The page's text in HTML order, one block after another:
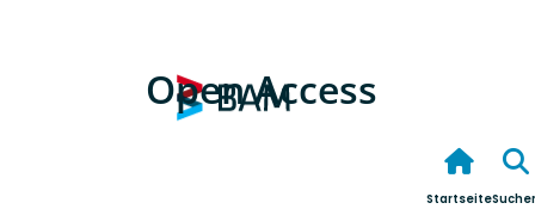
Open Access
Startseite